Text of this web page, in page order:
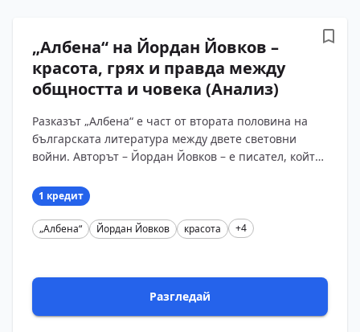
„Албена“ на Йордан Йовков –
красота, грях и правда между
общността и човека (Анализ)
Разказът „Албена“ е част от втората половина на
българската литература между двете световни
войни. Авторът – Йордан Йовков – е писател, който
голям?...
1 кредит
„Албена“ Йордан Йовков красота +4
Разгледай